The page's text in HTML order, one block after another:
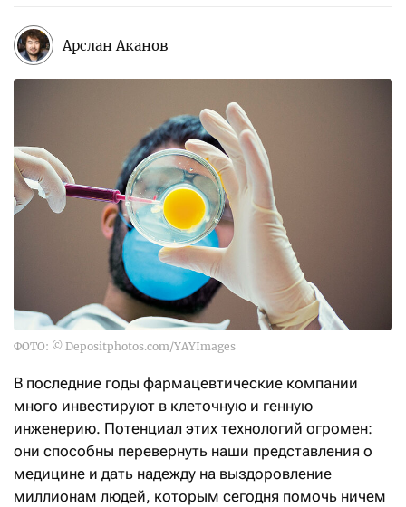
Арслан Аканов
ФОТО: © Depositphotos.com/YAYImages
В последние годы фармацевтические компании
много инвестируют в клеточную и генную
инженерию. Потенциал этих технологий огромен:
они способны перевернуть наши представления о
медицине и дать надежду на выздоровление
миллионам людей, которым сегодня помочь ничем